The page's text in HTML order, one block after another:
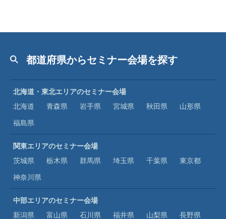
都道府県からセミナー会場を探す
北海道・東北エリアのセミナー会場
北海道
青森県 岩手県 宮城県 秋田県
山形県
福島県
関東エリアのセミナー会場
茨城県
栃木県 群馬県 埼玉県 千葉県
東京都
神奈川県
中部エリアのセミナー会場
新潟県
富山県 石川県 福井県 山梨県
長野県